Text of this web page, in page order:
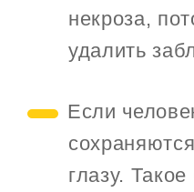
некроза,
удалить
Если
глазу.